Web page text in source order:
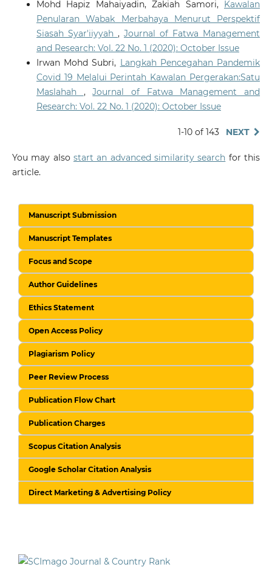
Mohd Hapiz Mahaiyadin, Zakiah Samori, Kawalan
Penularan Wabak Merbahaya Menurut Perspektif
Siasah Syar'iiyyah ,Journal of Fatwa Management
and Research: Vol. 22 No. 1 (2020): October Issue
Irwan Mohd Subri, Langkah Pencegahan Pandemik
Covid 19 Melalui Perintah Kawalan Pergerakan:Satu
Maslahah ,Journal of Fatwa Management and
Research: Vol. 22 No. 1 (2020): October Issue
1-10 of 143 NEXT
You may also start an advanced similarity search for this
article.
Manuscript Submission
Manuscript Templates
Focus and Scope
Author Guidelines
Ethics Statement
Open Access Policy
Plagiarism Policy
Peer Review Process
Publication Flow Chart
Publication Charges
Scopus Citation Analysis
Google Scholar Citation Analysis
Direct Marketing & Advertising Policy